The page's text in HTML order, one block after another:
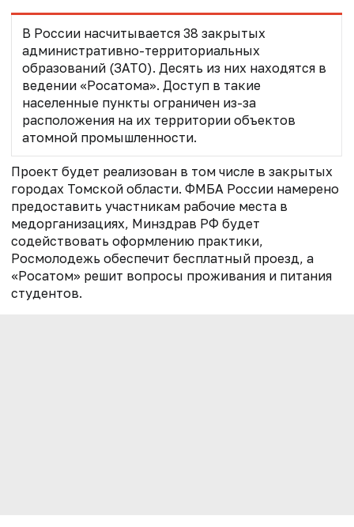
В России насчитывается 38 закрытых
административно-территориальных
образований (ЗАТО). Десять из них находятся в
ведении «Росатома». Доступ в такие
населенные пункты ограничен из-за
расположения на их территории объектов
атомной промышленности.
Проект будет реализован в том числе в закрытых
городах Томской области. ФМБА России намерено
предоставить участникам рабочие места в
медорганизациях, Минздрав РФ будет
содействовать оформлению практики,
Росмолодежь обеспечит бесплатный проезд, а
«Росатом» решит вопросы проживания и питания
студентов.